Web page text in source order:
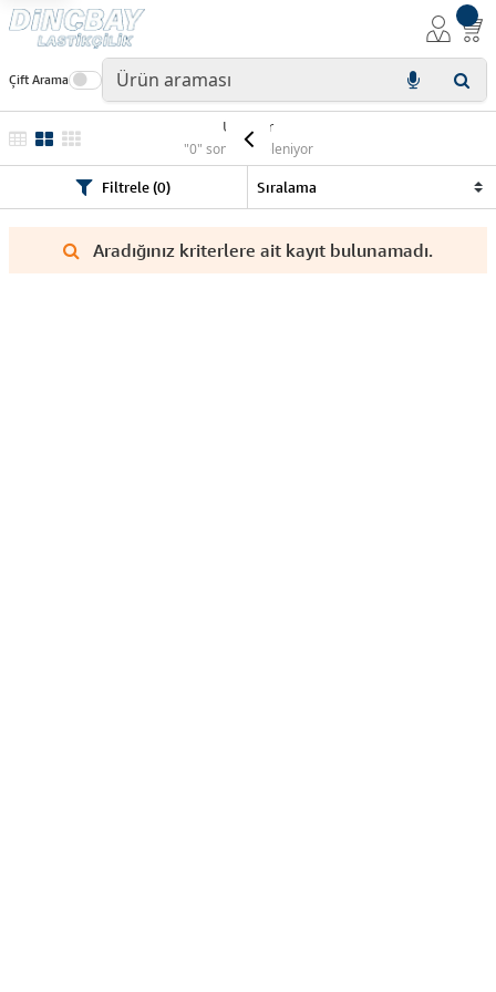
Çift Arama
Ürünler
"0" sonuç listeleniyor
Filtrele (0)
Aradığınız kriterlere ait kayıt bulunamadı.